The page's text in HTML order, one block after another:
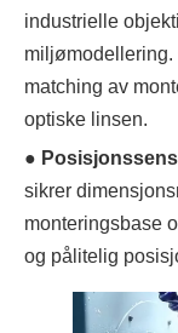
industrielle
matching av
optiske linsen.
●
sikrer
monteringsbase
og pålitelig